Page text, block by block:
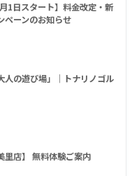
1日スタート】料金改定・新
ペーンのお知らせ
人の遊び場」｜トナリノゴル
里店】 無料体験ご案内